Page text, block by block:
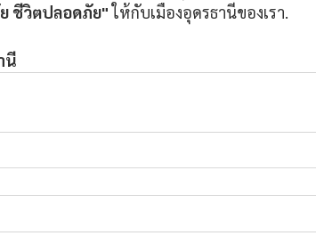
ชีวิตปลอดภัย" ให้กับเมืองอุดรธานีของเรา.
นี